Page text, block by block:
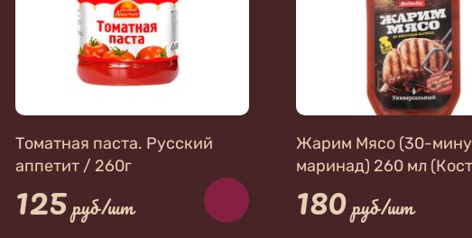
Томатная паста. Русский
аппетит / 260г
125руб/шт
Жарим Мясо (30-
маринад) 260 мл
Универсальный
180руб/шт